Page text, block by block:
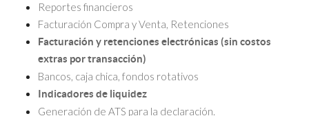
Reportes financieros
Facturación Compra y Venta, Retenciones
Facturación y retenciones electrónicas (sin costos
extras por transacción)
Bancos, caja chica, fondos rotativos
Indicadores de liquidez
Generación de ATS para la declaración.